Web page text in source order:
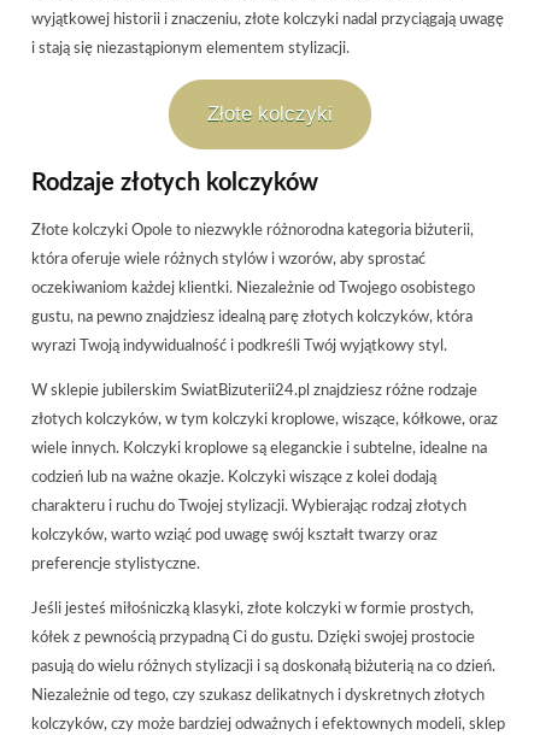
wyjątkowej historii i znaczeniu, złote kolczyki nadal przyciągają uwagę
i stają się niezastąpionym elementem stylizacji.
Złote kolczyki
Rodzaje złotych kolczyków
Złote kolczyki Opole to niezwykle różnorodna kategoria biżuterii,
która oferuje wiele różnych stylów i wzorów, aby sprostać
oczekiwaniom każdej klientki. Niezależnie od Twojego osobistego
gustu, na pewno znajdziesz idealną parę złotych kolczyków, która
wyrazi Twoją indywidualność i podkreśli Twój wyjątkowy styl.
W sklepie jubilerskim SwiatBizuterii24.pl znajdziesz różne rodzaje
złotych kolczyków, w tym kolczyki kroplowe, wiszące, kółkowe, oraz
wiele innych. Kolczyki kroplowe są eleganckie i subtelne, idealne na
codzień lub na ważne okazje. Kolczyki wiszące z kolei dodają
charakteru i ruchu do Twojej stylizacji. Wybierając rodzaj złotych
kolczyków, warto wziąć pod uwagę swój kształt twarzy oraz
preferencje stylistyczne.
Jeśli jesteś miłośniczką klasyki, złote kolczyki w formie prostych,
kółek z pewnością przypadną Ci do gustu. Dzięki swojej prostocie
pasują do wielu różnych stylizacji i są doskonałą biżuterią na co dzień.
Niezależnie od tego, czy szukasz delikatnych i dyskretnych złotych
kolczyków, czy może bardziej odważnych i efektownych modeli, sklep